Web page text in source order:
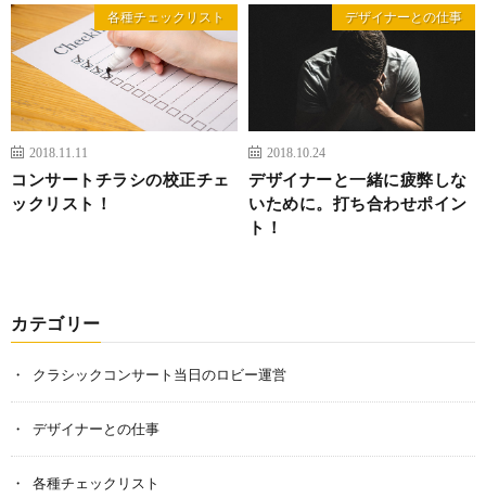
各種チェックリスト
2018.11.11
コンサートチラシの校正チェ
ックリスト！
デザイナーとの仕事
2018.10.24
デザイナーと一緒に疲弊しな
いために。打ち合わせポイン
ト！
カテゴリー
クラシックコンサート当日のロビー運営
デザイナーとの仕事
各種チェックリスト